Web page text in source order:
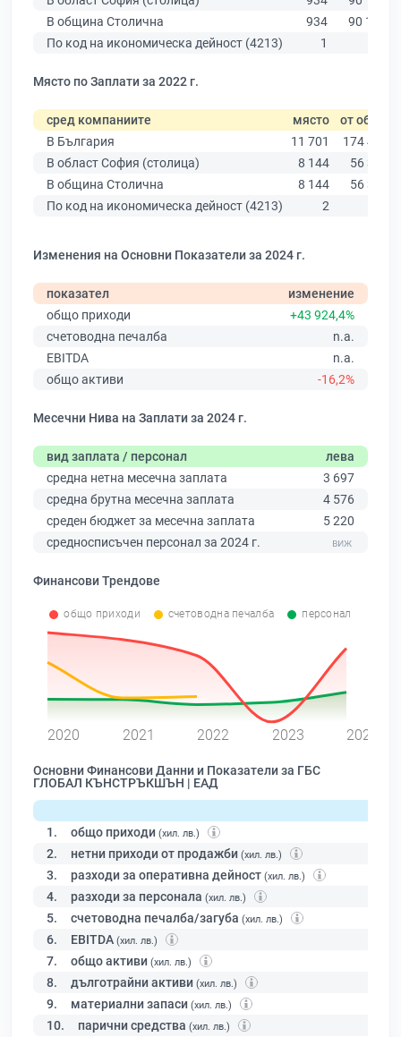
В община Столична
934
90 178
По код на икономическа дейност (4213)
1
Място по Заплати за 2022 г.
сред компаниите място от общо
В България
11 701
174 403
В област София (столица)
8 144
56 378
В община Столична
8 144
56 378
По код на икономическа дейност (4213)
2
Изменения на Основни Показатели за 2024 г.
показател
изменение
общо приходи
+43 924,4%
счетоводна печалба
n.a.
EBITDA
n.a.
общо активи
-16,2%
Месечни Нива на Заплати за 2024 г.
вид заплата / персонал
лева
средна нетна месечна заплата
3 697
средна брутна месечна заплата
4 576
среден бюджет за месечна заплата
5 220
средносписъчен персонал за 2024 г.
Финансови Трендове
общо приходи счетоводна печалба персонал
2020 2021 2022 2023 2024
Основни Финансови Данни и Показатели за ГБС
ГЛОБАЛ КЪНСТРЪКШЪН | ЕАД
1. общо приходи (хил. лв.)
2. нетни приходи от продажби (хил. лв.)
3. разходи за оперативна дейност (хил. лв.)
4. разходи за персонала (хил. лв.)
5. счетоводна печалба/загуба (хил. лв.)
6. EBITDA (хил. лв.)
7. общо активи (хил. лв.)
8. дълготрайни активи (хил. лв.)
9. материални запаси (хил. лв.)
10. парични средства (хил. лв.)